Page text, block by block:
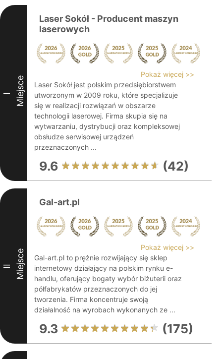
I Miejsce
Laser Sokół - Producent maszyn
laserowych
Pokaż więcej >>
Laser Sokół jest polskim przedsiębiorstwem
utworzonym w 2009 roku, które specjalizuje
się w realizacji rozwiązań w obszarze
technologii laserowej. Firma skupia się na
wytwarzaniu, dystrybucji oraz kompleksowej
obsłudze serwisowej urządzeń
przeznaczonych ...
9.6 (42)
II Miejsce
Gal-art.pl
Pokaż więcej >>
Gal-art.pl to prężnie rozwijający się sklep
internetowy działający na polskim rynku e-
handlu, oferujący bogaty wybór biżuterii oraz
półfabrykatów przeznaczonych do jej
tworzenia. Firma koncentruje swoją
działalność na wyrobach wykonanych ze ...
9.3 (175)